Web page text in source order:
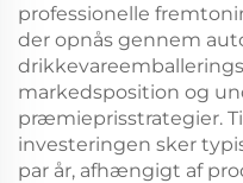
professionelle
der opnås gennem
markedsposition og
præmieprisstrategier.
investeringen sker
par år, afhængigt af